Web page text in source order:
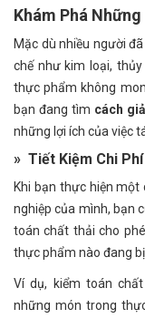
Khám Phá
Mặc dù nhiều người
chế như kim loại,
thực phẩm không
bạn đang tìm cách
những lợi ích của việc
» Tiết Kiệm Chi Phí
Khi bạn thực hiện một
nghiệp của mình, bạn
toán chất thải cho
thực phẩm nào đang
Ví dụ, kiểm toán
những món trong